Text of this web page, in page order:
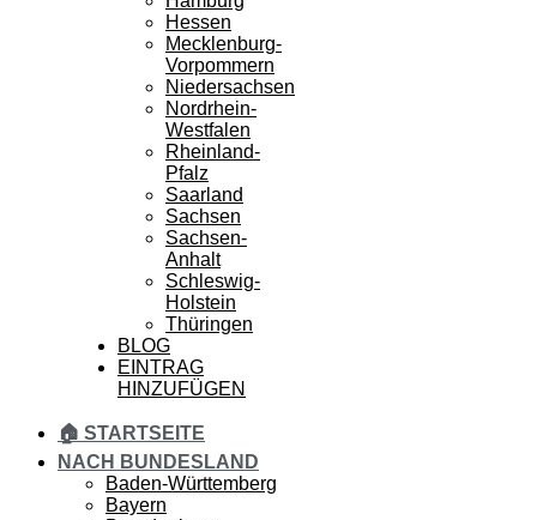
Hessen
Mecklenburg-
Vorpommern
Niedersachsen
Nordrhein-
Westfalen
Rheinland-
Pfalz
Saarland
Sachsen
Sachsen-
Anhalt
Schleswig-
Holstein
Thüringen
BLOG
EINTRAG
HINZUFÜGEN
🏠 STARTSEITE
NACH BUNDESLAND
Baden-Württemberg
Bayern